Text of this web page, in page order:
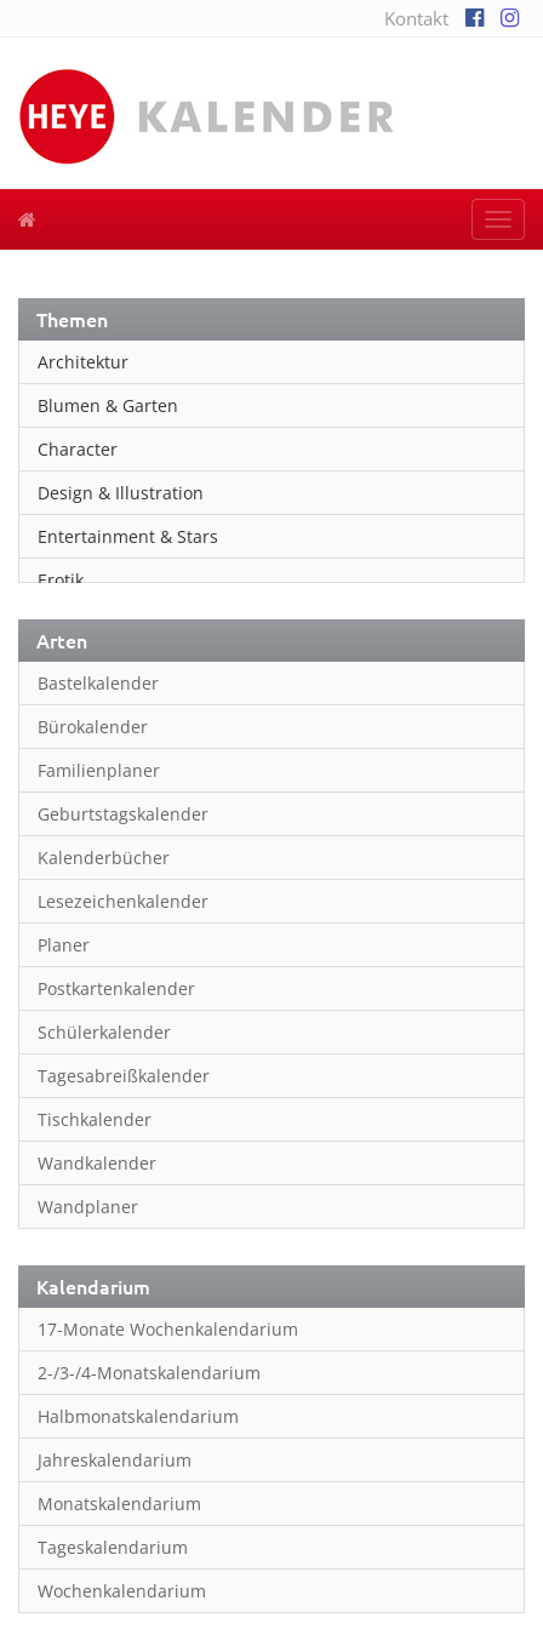
Kontakt
Themen
Architektur
Blumen & Garten
Character
Design & Illustration
Entertainment & Stars
Erotik
Essen & Trinken
Familienplaner
Fantasy
Film
Fotokunst
Frauen
Fußball
Geburtstagskalender
Hobby & Basteln
Humor & Cartoon
Inpiration & Entspannung
Inspiration & Entspannung
Inspiration & Spiritualität
Kinderkalender
Kunst
Länder & Städte
Landschaft & Natur
Lifestyle
Literatur
Manga & Animé
Neutrale Kalender
Partner- & Wandplaner
Planung & Organisation
Arten
Bastelkalender
Bürokalender
Familienplaner
Geburtstagskalender
Kalenderbücher
Lesezeichenkalender
Planer
Postkartenkalender
Schülerkalender
Tagesabreißkalender
Tischkalender
Wandkalender
Wandplaner
Kalendarium
17-Monate Wochenkalendarium
2-/3-/4-Monatskalendarium
Halbmonatskalendarium
Jahreskalendarium
Monatskalendarium
Tageskalendarium
Wochenkalendarium